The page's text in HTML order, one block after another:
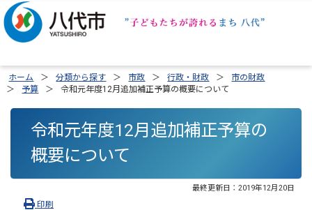
ホーム 分類から探す 市政 行政・財政
市の財政
予算
令和元年度12月追加補正予算の概要について
令和元年度12月追加補正予算の
概要について
最終更新日： 2019年12月20日
印刷